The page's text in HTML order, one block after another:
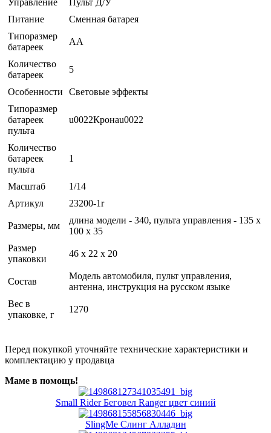
Питание
Сменная батарея
Типоразмер
батареек
AA
Количество
батареек
5
Особенности
Световые эффекты
Типоразмер
батареек
пульта
u0022Кронаu0022
Количество
батареек
пульта
1
Масштаб
1/14
Артикул
23200-1r
Размеры, мм
длина модели - 340, пульта управления - 135 х
100 х 35
Размер
упаковки
46 х 22 х 20
Состав
Модель автомобиля, пульт управления,
антенна, инструкция на русском языке
Вес в
упаковке, г
1270
Перед покупкой уточняйте технические характеристики и
комплектацию у продавца
Маме в помощь!
Small Rider Беговел Ranger цвет синий
SlingMe Слинг Алладин